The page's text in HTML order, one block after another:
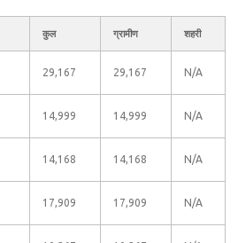
कुल ग्रामीण शहरी
29,167 29,167 N/A
14,999 14,999 N/A
14,168 14,168 N/A
17,909 17,909 N/A